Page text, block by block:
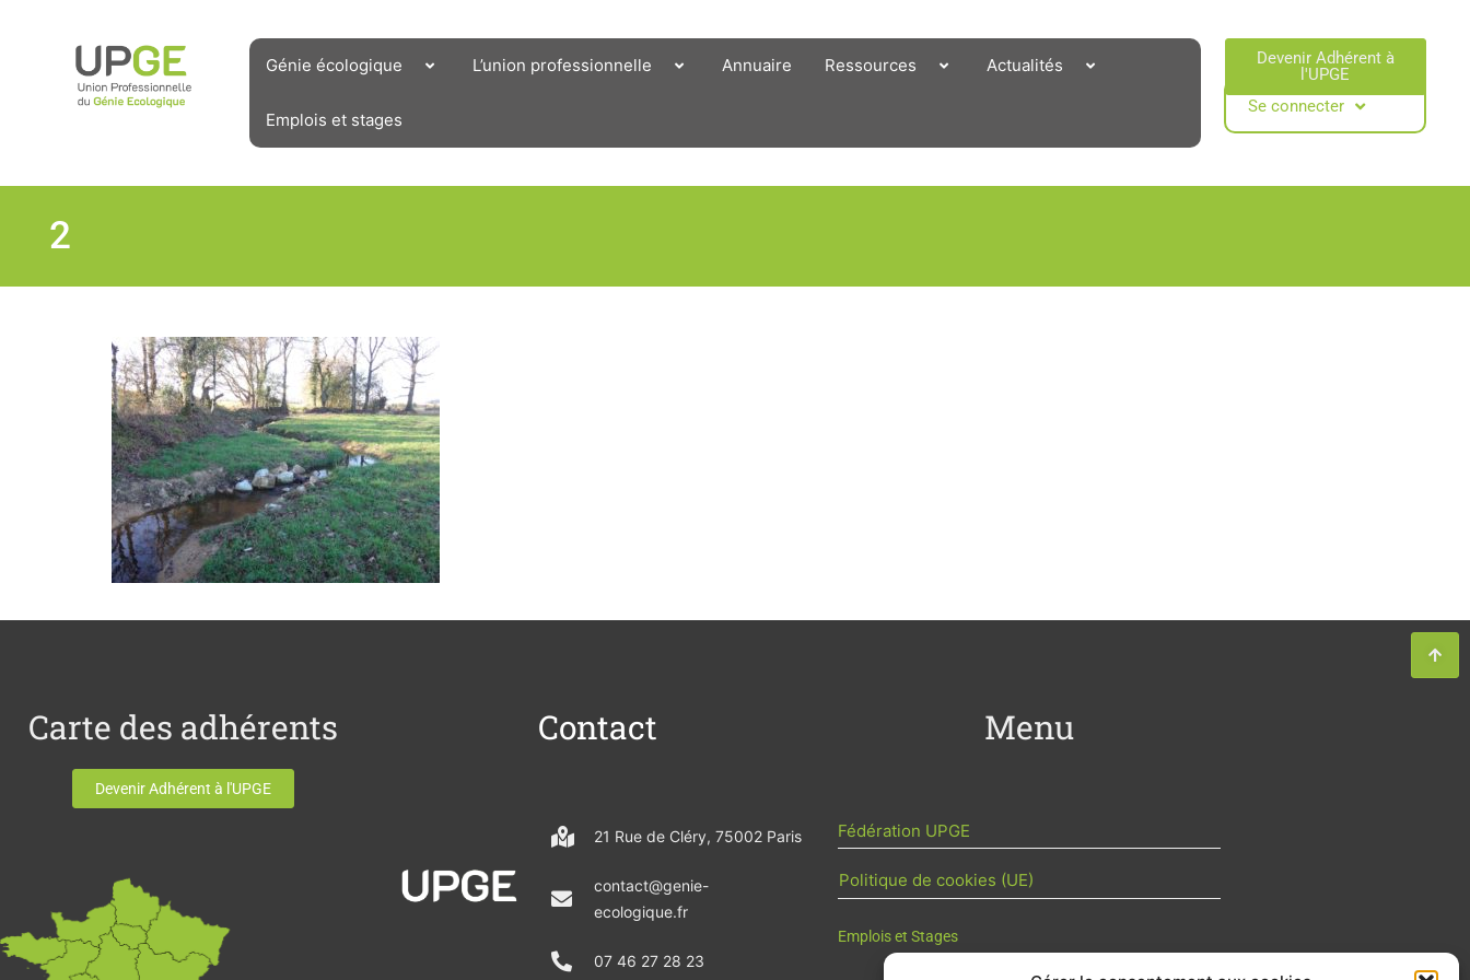
Génie écologique L’union professionnelle Annuaire Ressources Actualités
Emplois et stages
Devenir Adhérent à
l'UPGE​
Se connecter
2
Carte des adhérents
Devenir Adhérent à l'UPGE
Contact
21 Rue de Cléry, 75002 Paris
contact@genie-
ecologique.fr
07 46 27 28 23
Menu
Fédération UPGE
Politique de cookies (UE)
Emplois et Stages